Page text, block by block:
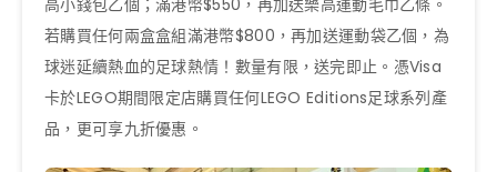
若購買任何兩盒盒組滿港幣$800，再加送運動袋乙個，為
球迷延續熱血的足球熱情！數量有限，送完即止。憑Visa
卡於LEGO期間限定店購買任何LEGO Editions足球系列產
品，更可享九折優惠。